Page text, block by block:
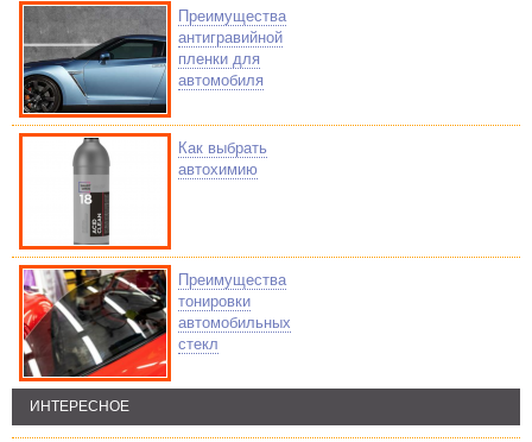
Преимущества
антигравийной
пленки для
автомобиля
Как выбрать
автохимию
Преимущества
тонировки
автомобильных
стекл
ИНТЕРЕСНОЕ